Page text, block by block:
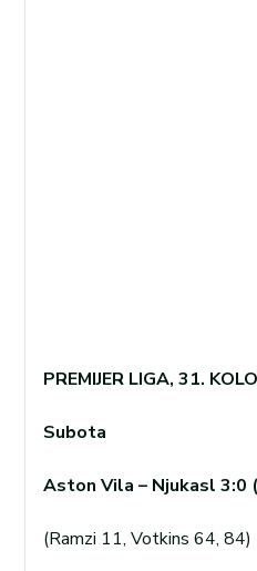
PREMIJER LIGA, 31. KOLO
Subota
Aston Vila – Njukasl 3:0
(Ramzi 11, Votkins 64, 84)